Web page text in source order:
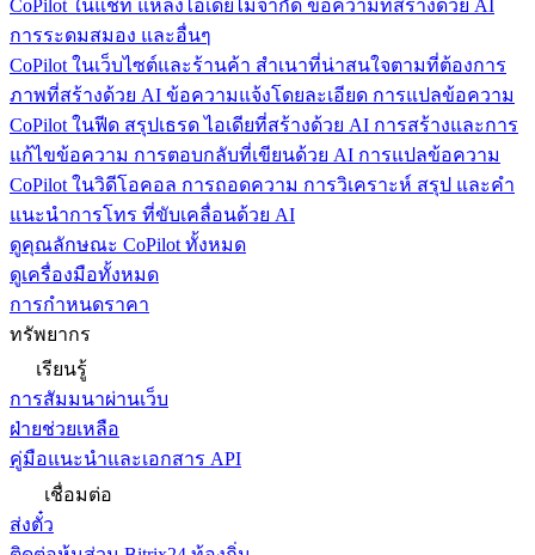
CoPilot ในแชท แหล่งไอเดียไม่จำกัด ข้อความที่สร้างด้วย AI
การระดมสมอง และอื่นๆ
CoPilot ในเว็บไซต์และร้านค้า สำเนาที่น่าสนใจตามที่ต้องการ
ภาพที่สร้างด้วย AI ข้อความแจ้งโดยละเอียด การแปลข้อความ
CoPilot ในฟีด สรุปเธรด ไอเดียที่สร้างด้วย AI การสร้างและการ
แก้ไขข้อความ การตอบกลับที่เขียนด้วย AI การแปลข้อความ
CoPilot ในวิดีโอคอล การถอดความ การวิเคราะห์ สรุป และคำ
แนะนำการโทร ที่ขับเคลื่อนด้วย AI
ดูคุณลักษณะ CoPilot ทั้งหมด
ดูเครื่องมือทั้งหมด
การกำหนดราคา
ทรัพยากร
เรียนรู้
การสัมมนาผ่านเว็บ
ฝ่ายช่วยเหลือ
คู่มือแนะนำและเอกสาร API
เชื่อมต่อ
ส่งตั๋ว